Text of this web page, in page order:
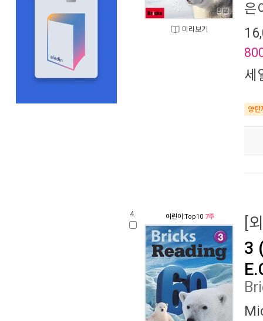
미리보기
은
세
양탄
4. 어린이 Top10 7주 [
3